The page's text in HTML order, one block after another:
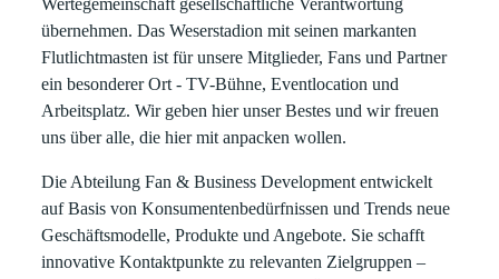
Wertegemeinschaft gesellschaftliche Verantwortung
übernehmen. Das Weserstadion mit seinen markanten
Flutlichtmasten ist für unsere Mitglieder, Fans und Partner
ein besonderer Ort - TV-Bühne, Eventlocation und
Arbeitsplatz. Wir geben hier unser Bestes und wir freuen
uns über alle, die hier mit anpacken wollen.
Die AbteilungFan & Business Development entwickelt
auf Basis von Konsumentenbedürfnissen und Trends neue
Geschäftsmodelle, Produkte und Angebote. Sie schafft
innovative Kontaktpunkte zu relevanten Zielgruppen –